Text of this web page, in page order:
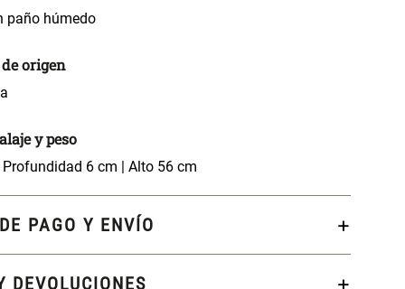
paño húmedo
origen
y peso
6 cm | Alto 56 cm
PAGO Y ENVÍO
DEVOLUCIONES